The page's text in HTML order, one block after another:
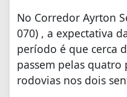
No Corredor Ayrton
070) , a expectativa
período é que cerca
passem pelas quatro
rodovias nos dois